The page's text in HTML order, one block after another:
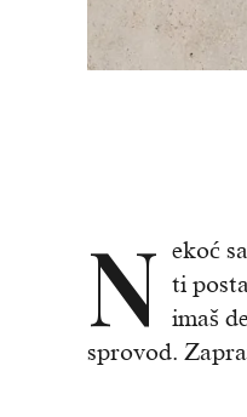
N ekoć
ti
imaš
sprovod.